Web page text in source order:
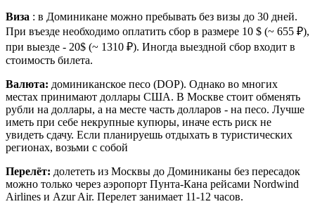
Виза : в Доминикане можно пребывать без визы до 30 дней.
При въезде необходимо оплатить сбор в размере 10 $ (~ 655 ₽),
при выезде - 20$ (~ 1310 ₽). Иногда выездной сбор входит в
стоимость билета.
Валюта: доминиканское песо (DOP). Однако во многих
местах принимают доллары США. В Москве стоит обменять
рубли на доллары, а на месте часть долларов - на песо. Лучше
иметь при себе некрупные купюры, иначе есть риск не
увидеть сдачу. Если планируешь отдыхать в туристических
регионах, возьми с собой
Перелёт: долететь из Москвы до Доминиканы без пересадок
можно только через аэропорт Пунта-Кана рейсами Nordwind
Airlines и Azur Air. Перелет занимает 11-12 часов.